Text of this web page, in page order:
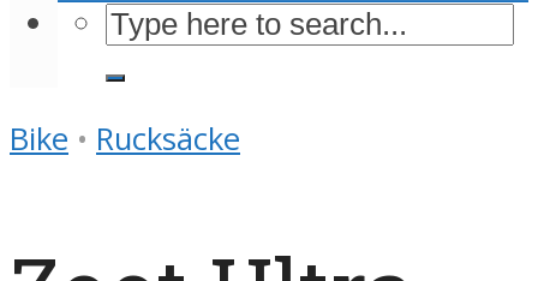
Bike • Rucksäcke